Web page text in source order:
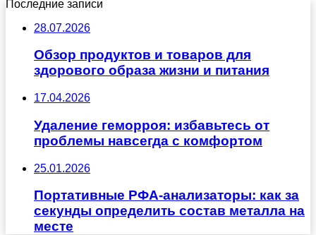
Последние записи
28.07.2026
Обзор продуктов и товаров для
здорового образа жизни и питания
17.04.2026
Удаление геморроя: избавьтесь от
проблемы навсегда с комфортом
25.01.2026
Портативные РФА-анализаторы: как за
секунды определить состав металла на
месте